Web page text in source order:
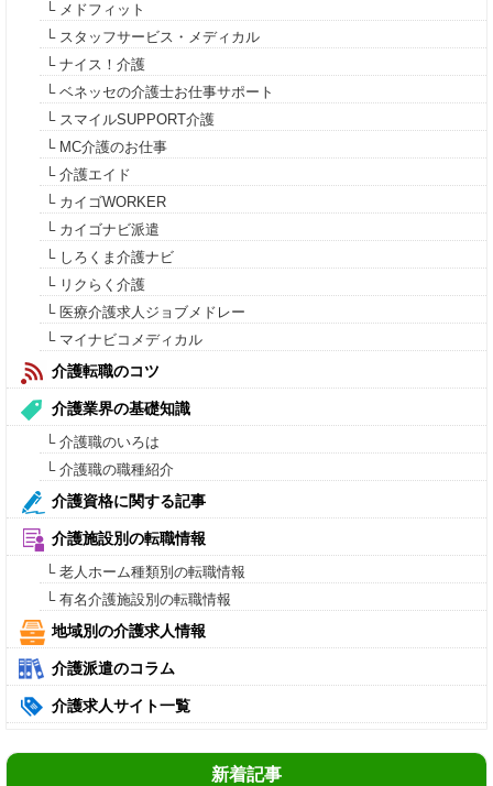
└ メドフィット
└ スタッフサービス・メディカル
└ ナイス！介護
└ ベネッセの介護士お仕事サポート
└ スマイルSUPPORT介護
└ MC介護のお仕事
└ 介護エイド
└ カイゴWORKER
└ カイゴナビ派遣
└ しろくま介護ナビ
└ リクらく介護
└ 医療介護求人ジョブメドレー
└ マイナビコメディカル
介護転職のコツ
介護業界の基礎知識
└ 介護職のいろは
└ 介護職の職種紹介
介護資格に関する記事
介護施設別の転職情報
└ 老人ホーム種類別の転職情報
└ 有名介護施設別の転職情報
地域別の介護求人情報
介護派遣のコラム
介護求人サイト一覧
新着記事